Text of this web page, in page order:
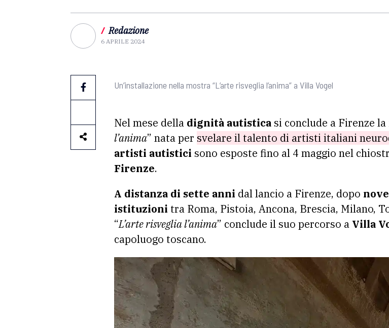
/ Redazione
6 APRILE 2024
Un’installazione nella mostra “L’arte risveglia l’anima” a Villa Vogel
Nel mese della dignità autistica si conclude a Firenze la
l’anima” nata per svelare il talento di artisti italiani
artisti autistici sono esposte fino al 4 maggio nel
Firenze.
A distanza di sette anni dal lancio a Firenze, dopo
istituzioni tra Roma, Pistoia, Ancona, Brescia, Milano,
“L’arte risveglia l’anima” conclude il suo percorso a Villa
capoluogo toscano.